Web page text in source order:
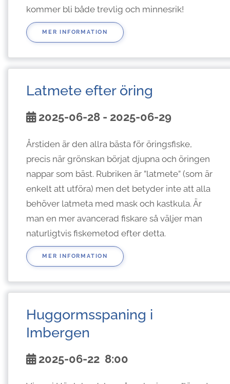
kommer bli både trevlig och minnesrik!
MER INFORMATION
Latmete efter öring
2025-06-28 - 2025-06-29
Årstiden är den allra bästa för öringsfiske,
precis när grönskan börjat djupna och öringen
nappar som bäst. Rubriken är ”latmete” (som är
enkelt att utföra) men det betyder inte att alla
behöver latmeta med mask och kastkula. Är
man en mer avancerad fiskare så väljer man
naturligtvis fiskemetod efter detta.
MER INFORMATION
Huggormsspaning i
Imbergen
2025-06-22 8:00